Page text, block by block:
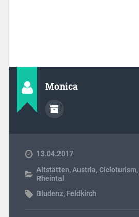
Monica
13.04.2017
Altstätten,Austria,Cicloturism,
Rheintal
Bludenz, Feldkirch